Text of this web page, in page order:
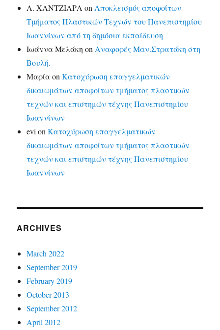
Α. ΧΑΝΤΖΙΑΡΑ on Αποκλεισμός αποφοίτων
Τμήματος Πλαστικών Τεχνών του Πανεπιστημίου
Ιωαννίνων από τη δημόσια εκπαίδευση
Ιωάννα Μελάκη on Αναφορές Μαν.Στρατάκη στη
Βουλή.
ΜαρίαonΚατοχύρωση επαγγελματικών
δικαιωμάτων αποφοίτων τμήματος πλαστικών
τεχνών και επιστημών τέχνης Πανεπιστημίου
Ιωαννίνων
evi onΚατοχύρωση επαγγελματικών
δικαιωμάτων αποφοίτων τμήματος πλαστικών
τεχνών και επιστημών τέχνης Πανεπιστημίου
Ιωαννίνων
ARCHIVES
March 2022
September 2019
February 2019
October 2013
September 2012
April 2012